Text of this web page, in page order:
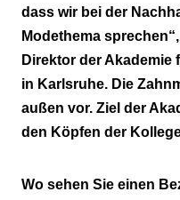
dass wir bei der
Modethema
Direktor der
in Karlsruhe. Die
außen vor. Ziel der
den Köpfen der
Wo sehen Sie einen